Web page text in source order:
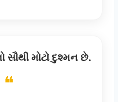
મોટો દુશ્મન છે.